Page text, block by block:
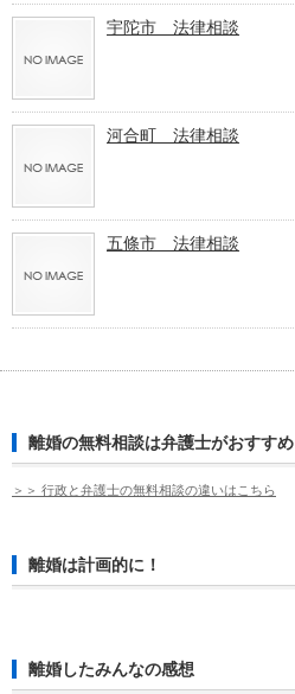
宇陀市 法律相談
河合町 法律相談
五條市 法律相談
離婚の無料相談は弁護士がおすすめ
＞＞ 行政と弁護士の無料相談の違いはこちら
離婚は計画的に！
離婚したみんなの感想